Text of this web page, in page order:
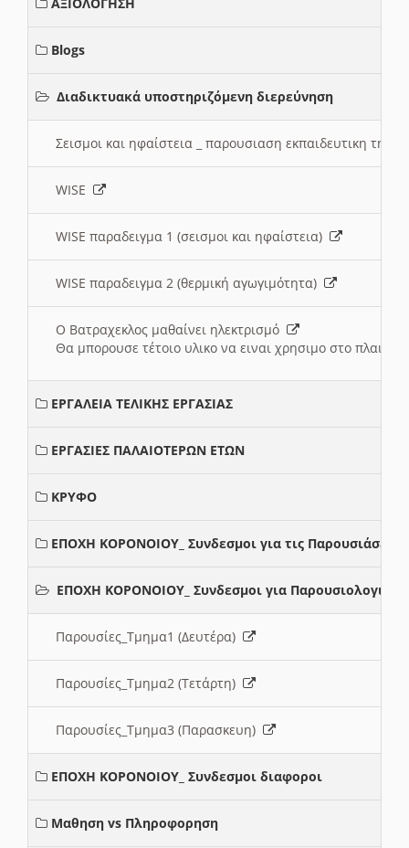
Blogs
Διαδικτυακά υποστηριζόμενη διερεύνηση
Σεισμοι και ηφαίστεια _ παρουσιαση εκπαιδευτικη
WISE
WISE παραδειγμα 1 (σεισμοι και ηφαίστεια)
WISE παραδειγμα 2 (θερμική αγωγιμότητα)
Ο Βατραχεκλος μαθαίνει ηλεκτρισμό
Θα μπορουσε τέτοιο υλικο να ειναι χρησιμο στο
ΕΡΓΑΛΕΙΑ ΤΕΛΙΚΗΣ ΕΡΓΑΣΙΑΣ
ΕΡΓΑΣΙΕΣ ΠΑΛΑΙΟΤΕΡΩΝ ΕΤΩΝ
ΚΡΥΦΟ
ΕΠΟΧΗ ΚΟΡΟΝΟΙΟΥ_ Συνδεσμοι για τις Παρουσιάσεις
ΕΠΟΧΗ ΚΟΡΟΝΟΙΟΥ_ Συνδεσμοι για Παρουσιολογια
Παρουσίες_Τμημα1 (Δευτέρα)
Παρουσίες_Τμημα2 (Τετάρτη)
Παρουσίες_Τμημα3 (Παρασκευη)
ΕΠΟΧΗ ΚΟΡΟΝΟΙΟΥ_ Συνδεσμοι διαφοροι
Μαθηση vs Πληροφορηση